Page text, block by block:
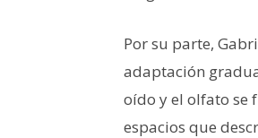
Por su parte,
adaptación
oído y el olfato se
espacios que